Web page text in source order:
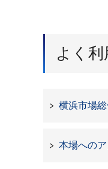
よく
横浜市場
本場への